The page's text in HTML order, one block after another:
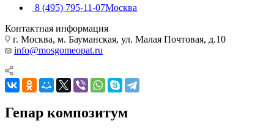
8 (495) 795-11-07Москва
Контактная информация
г. Москва, м. Бауманская, ул. Малая Почтовая, д.10
info@mosgomeopat.ru
Гепар композитум